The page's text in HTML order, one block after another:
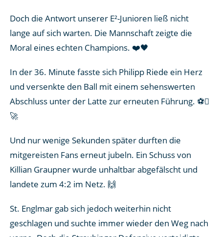
Doch die Antwort unserer E²-Junioren ließ nicht
lange auf sich warten. Die Mannschaft zeigte die
Moral eines echten Champions. ❤️🖤
In der 36. Minute fasste sich Philipp Riede ein Herz
und versenkte den Ball mit einem sehenswerten
Abschluss unter der Latte zur erneuten Führung. ⚽
🚀
Und nur wenige Sekunden später durften die
mitgereisten Fans erneut jubeln. Ein Schuss von
Killian Graupner wurde unhaltbar abgefälscht und
landete zum 4:2 im Netz. 🙌
St. Englmar gab sich jedoch weiterhin nicht
geschlagen und suchte immer wieder den Weg nach